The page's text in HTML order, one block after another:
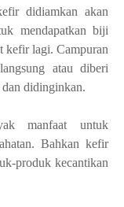
didiamkan akan
mendapatkan biji
kefir lagi. Campuran
atau diberi
dan didinginkan.
manfaat untuk
Bahkan kefir
produk kecantikan